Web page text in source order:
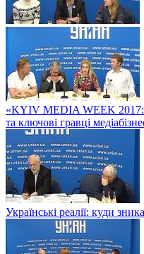
«KYIV MEDIA WEEK 2017:
та ключові гравці
Українські реалії: куди